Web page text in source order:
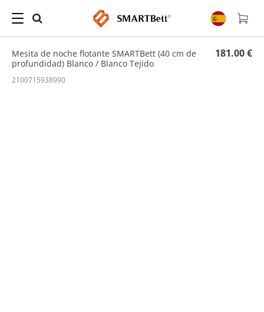
Hogar Mesita de noche
/ Mesita de noche flotante SMARTBett (40 cm de profundidad)
Mesita de noche flotante SMARTBett (40 cm de
profundidad) Blanco / Blanco Tejido
181.00 €
2100715938990